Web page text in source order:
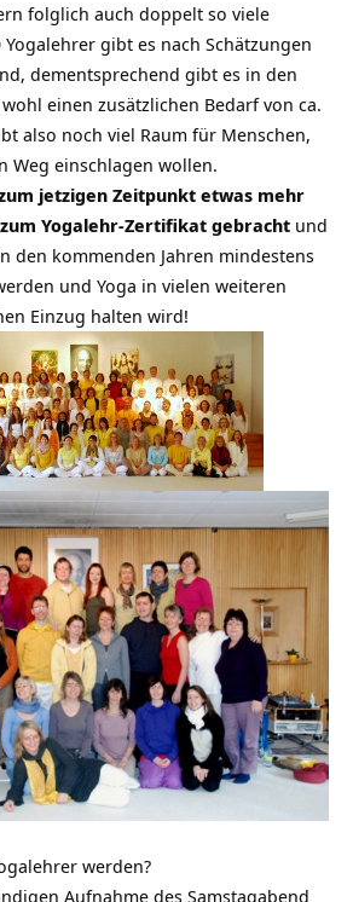
folglich auch doppelt so viele
Yogalehrer gibt es nach Schätzungen
dementsprechend gibt es in den
einen zusätzlichen Bedarf von ca.
also noch viel Raum für Menschen,
Weg einschlagen wollen.
jetzigen Zeitpunkt etwas mehr
zum Yogalehr-Zertifikat gebracht und
den kommenden Jahren mindestens
und Yoga in vielen weiteren
Einzug halten wird!
werden?
Aufnahme des Samstagabend